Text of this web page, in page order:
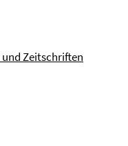
und Zeitschriften